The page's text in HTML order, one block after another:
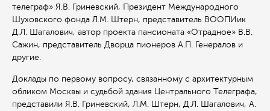
телеграф» Я.В. Гриневский, Президент Международного
Шуховского фонда Л.М. Штерн, представитель ВООПИик
Д.Л. Шагалович, автор проекта пансионата «Отрадное» В.В.
Сажин, представитель Дворца пионеров А.П. Генералов и
другие.
Доклады по первому вопросу, связанному с архитектурным
обликом Москвы и судьбой здания Центрального Телеграфа,
представили Я.В. Гриневский, Л.М. Штерн, Д.Л. Шагалович, А.